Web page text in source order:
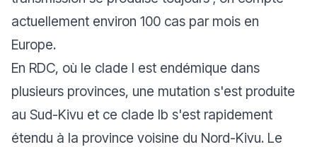
actuellement environ 100 cas par mois en
Europe.
En RDC, où le clade I est endémique dans
plusieurs provinces, une mutation s'est produite
au Sud-Kivu et ce clade Ib s'est rapidement
étendu à la province voisine du Nord-Kivu. Le